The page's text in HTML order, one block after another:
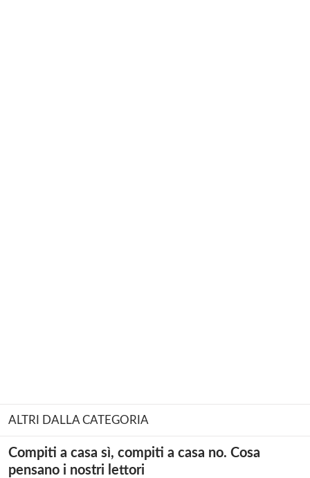
ALTRI DALLA CATEGORIA
Compiti a casa sì, compiti a casa no. Cosa
pensano i nostri lettori